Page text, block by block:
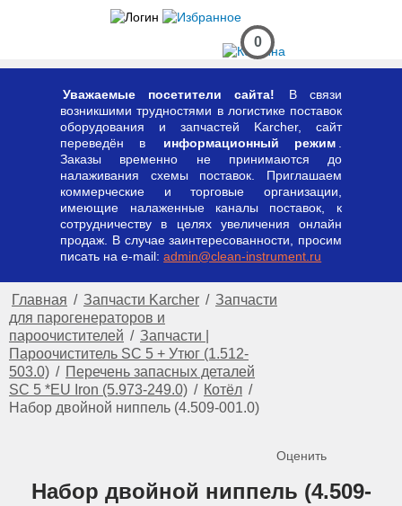
0
Уважаемые посетители сайта!
В связи
возникшими трудностями в логистике поставок
оборудования и запчастей Karcher, сайт
переведён в
информационный режим
Заказы временно не принимаются до
налаживания схемы поставок. Приглашаем
коммерческие и торговые организации,
имеющие налаженные каналы поставок, к
сотрудничеству в целях увеличения онлайн
продаж. В случае заинтересованности, просим
писать на e-mail:admin@clean-instrument.ru
Главная / Запчасти Karcher / Запчасти
для парогенераторов и
пароочистителей / Запчасти |
Пароочиститель SC 5 + Утюг (1.512-
503.0) / Перечень запасных деталей
SC 5 *EU Iron (5.973-249.0) / Котёл /
Набор двойной ниппель (4.509-001.0)
Оценить
Набор двойной ниппель (4.509-